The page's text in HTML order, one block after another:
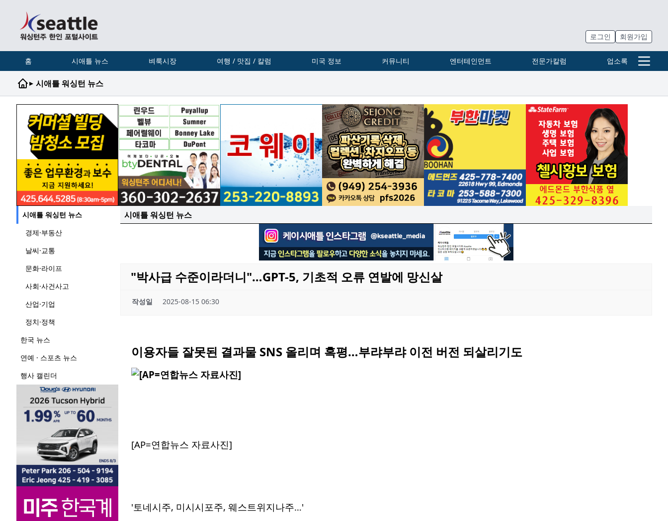
로그인 회원가입
홈 시애틀 뉴스 벼룩시장 여행 / 맛집 / 칼럼 미국 정보 커뮤니티 엔터테인먼트 전문가칼럼 업소록
▸ 시애틀 워싱턴 뉴스
시애틀 워싱턴 뉴스
경제·부동산
날씨·교통
문화·라이프
사회·사건사고
산업·기업
정치·정책
한국 뉴스
연예 · 스포츠 뉴스
행사 캘린더
시애틀 워싱턴 뉴스
"박사급 수준이라더니"…GPT-5, 기초적 오류 연발에 망신살
작성일 2025-08-15 06:30
이용자들 잘못된 결과물 SNS 올리며 혹평…부랴부랴 이전 버전 되살리기도
[AP=연합뉴스 자료사진]
'토네시주, 미시시포주, 웨스트위지나주…'